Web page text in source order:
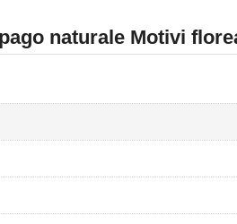
naturale Motivi